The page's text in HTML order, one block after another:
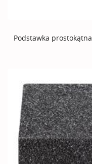
Podstawka